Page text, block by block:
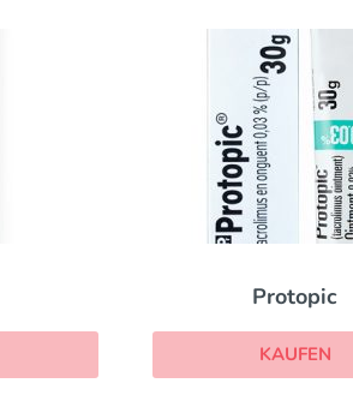
Protopic
KAUFEN